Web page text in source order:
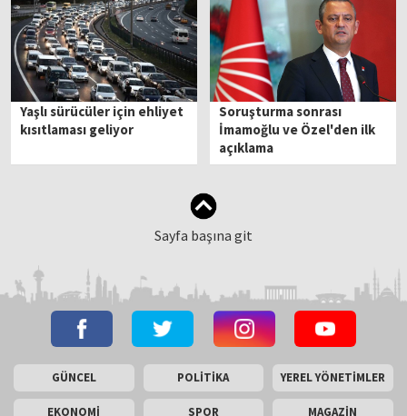
Yaşlı sürücüler için ehliyet
kısıtlaması geliyor
Soruşturma sonrası
İmamoğlu ve Özel'den ilk
açıklama
Sayfa başına git
GÜNCEL POLİTİKA YEREL YÖNETİMLER
EKONOMİ SPOR MAGAZİN